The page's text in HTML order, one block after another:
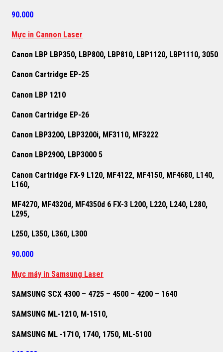
90.000
Mực in Cannon Laser
Canon LBP LBP350, LBP800, LBP810, LBP1120, LBP1110, 3050
Canon Cartridge EP-25
Canon LBP 1210
Canon Cartridge EP-26
Canon LBP3200, LBP3200i, MF3110, MF3222
Canon LBP2900, LBP3000 5
Canon Cartridge FX-9 L120, MF4122, MF4150, MF4680, L140,
L160,
MF4270, MF4320d, MF4350d 6 FX-3 L200, L220, L240, L280,
L295,
L250, L350, L360, L300
90.000
Mực máy in Samsung Laser
SAMSUNG SCX 4300 – 4725 – 4500 – 4200 – 1640
SAMSUNG ML-1210, M-1510,
SAMSUNG ML -1710, 1740, 1750, ML-5100